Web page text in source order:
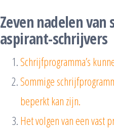
Zeven nadelen
aspirant-schrijvers
Schrijfprogramma’s
Sommige
beperkt kan zijn.
Het volgen van een vast